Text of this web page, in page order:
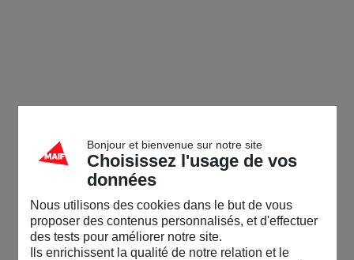
Bonjour et bienvenue sur notre site
Choisissez l'usage de vos
données
Nous utilisons des cookies dans le but de vous
proposer des contenus personnalisés, et d'effectuer
des tests pour améliorer notre site.
Ils enrichissent la qualité de notre relation et le